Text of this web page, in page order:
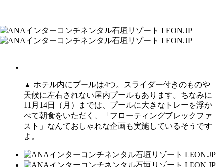
▲ ホテル内にプールは4つ。スライダー付きのものや
天候に左右されない屋内プールもあります。ちなみに
11月14日（月）までは、プールに大きなトレーを浮か
べて朝食をいただく、「フローティングブレックファ
スト」なんておしゃれな企画も実施しているそうです
よ。